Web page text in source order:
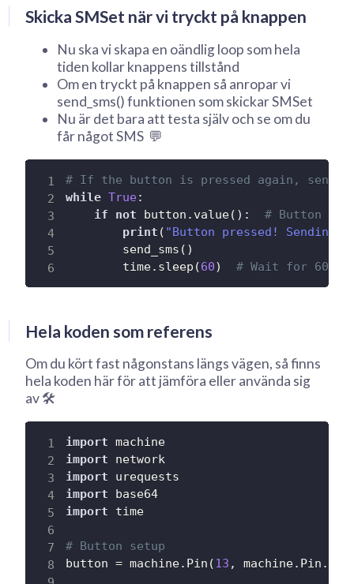
Skicka SMSet när vi tryckt på knappen
Nu ska vi skapa en oändlig loop som hela
tiden kollar knappens tillstånd
Om en tryckt på knappen så anropar vi
send_sms() funktionen som skickar SMSet
Nu är det bara att testa själv och se om du
får något SMS 💬
# If the button is pressed again, send
while True:
if
not button . value( ) :
# Button is
print ( "Button pressed! Sending
        send_sms
( )
        time
. sleep (60) # Wait for 60
Hela koden som referens
Om du kört fast någonstans längs vägen, så finns
hela koden här för att jämföra eller använda sig
av 🛠
import
import
import
import
import time
# Button setup
button = machine. Pin (13 , machine. Pin .